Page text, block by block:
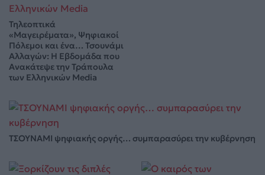
Τηλεοπτικά
«Μαγειρέματα», Ψηφιακοί
Πόλεμοι και ένα… Τσουνάμι
Αλλαγών: Η Εβδομάδα που
Ανακάτεψε την Τράπουλα
των Ελληνικών Media
ΤΣΟΥΝΑΜΙ ψηφιακής οργής… συμπαρασύρει την κυβέρνηση